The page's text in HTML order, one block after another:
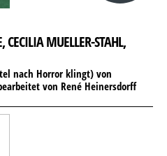
CECILIA MUELLER-STAHL,
nach Horror klingt) von
von René Heinersdorff